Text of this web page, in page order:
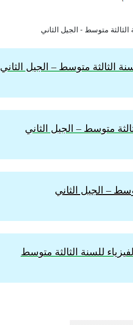
الثالثة متوسط – الجيل الثاني
متوسط – الجيل الثاني
– الجيل الثاني
للسنة الثالثة متوسط